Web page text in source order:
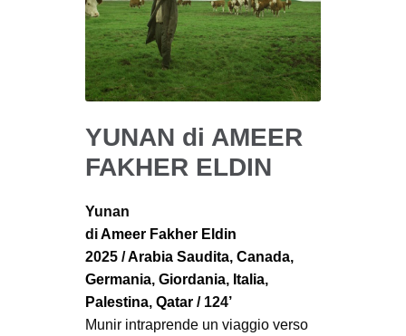
YUNAN di AMEER
FAKHER ELDIN
Yunan
diAmeer Fakher Eldin
2025 /Arabia Saudita, Canada,
Germania, Giordania, Italia,
Palestina, Qatar / 124’
Munir intraprende un viaggio verso